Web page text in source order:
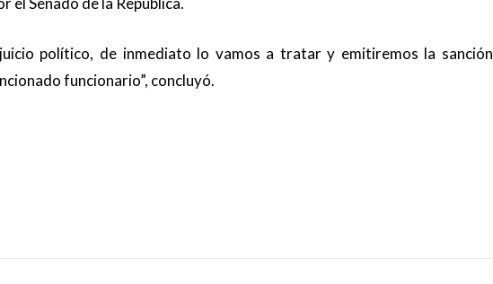
político, de inmediato lo vamos a tratar y emitiremos la sanción
funcionario”, concluyó.